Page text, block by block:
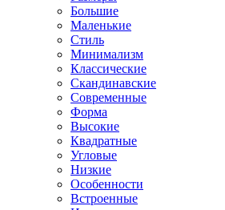
Большие
Маленькие
Стиль
Минимализм
Классические
Скандинавские
Современные
Форма
Высокие
Квадратные
Угловые
Низкие
Особенности
Встроенные